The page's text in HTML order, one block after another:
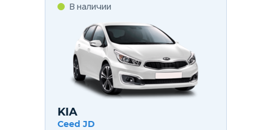
В наличии
KIA
Ceed JD